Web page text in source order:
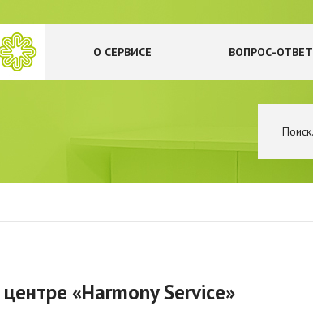
О СЕРВИСЕ ВОПРОС-ОТВЕТ
«Harmony Service»